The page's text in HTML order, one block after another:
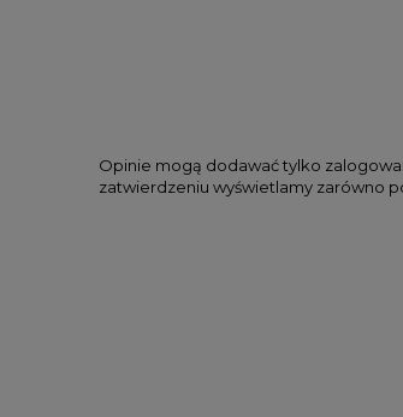
Opinie mogą dodawać tylko
zatwierdzeniu wyświetlamy zarówno